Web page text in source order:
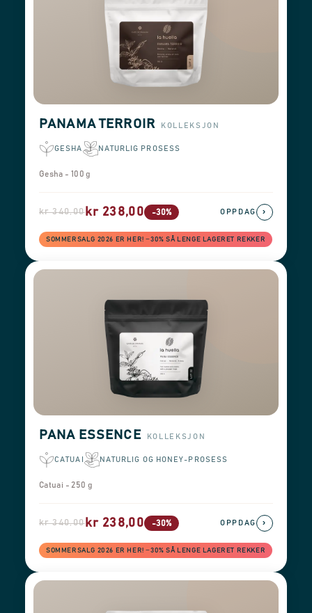
PANAMA TERROIR KOLLEKSJON
GESHA NATURLIG PROSESS
Gesha - 100 g
kr 340,00kr 238,00 -30%
SOMMERSALG 2026 ER HER! −30% SÅ LENGE LAGERET REKKER
OPPDAG ›
PANA ESSENCE KOLLEKSJON
CATUAI NATURLIG OG HONEY-PROSESS
Catuai - 250 g
kr 340,00kr 238,00 -30%
SOMMERSALG 2026 ER HER! −30% SÅ LENGE LAGERET REKKER
OPPDAG ›